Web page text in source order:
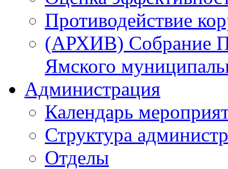
Противодействие
(АРХИВ) Собрание
Ямского
Администрация
Календарь
Структура
Отделы